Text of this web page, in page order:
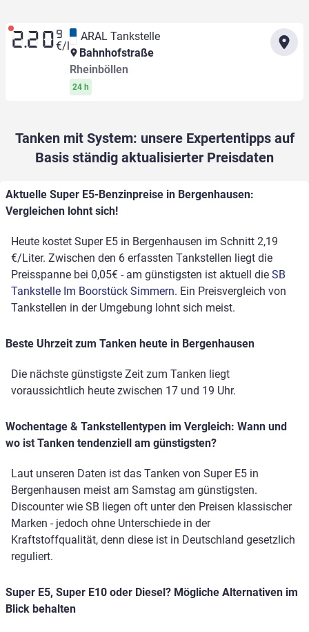
2.20 9
€/l
ARAL Tankstelle
Bahnhofstraße
Rheinböllen
24 h
Tanken mit System: unsere Expertentipps auf
Basis ständig aktualisierter Preisdaten
Aktuelle Super E5-Benzinpreise in Bergenhausen:
Vergleichen lohnt sich!
Heute kostet Super E5 in Bergenhausen im Schnitt 2,19
€/Liter. Zwischen den 6 erfassten Tankstellen liegt die
Preisspanne bei 0,05€ - am günstigsten ist aktuell die SB
Tankstelle Im Boorstück Simmern. Ein Preisvergleich von
Tankstellen in der Umgebung lohnt sich meist.
Beste Uhrzeit zum Tanken heute in Bergenhausen
Die nächste günstigste Zeit zum Tanken liegt
voraussichtlich heute zwischen 17 und 19 Uhr.
Wochentage & Tankstellentypen im Vergleich: Wann und
wo ist Tanken tendenziell am günstigsten?
Laut unseren Daten ist das Tanken von Super E5 in
Bergenhausen meist am Samstag am günstigsten.
Discounter wie SB liegen oft unter den Preisen klassischer
Marken - jedoch ohne Unterschiede in der
Kraftstoffqualität, denn diese ist in Deutschland gesetzlich
reguliert.
Super E5, Super E10 oder Diesel? Mögliche Alternativen im
Blick behalten